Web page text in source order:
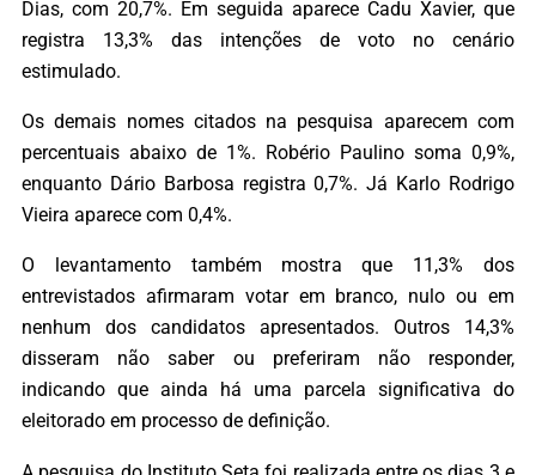
Dias, com 20,7%. Em seguida aparece Cadu Xavier, que
registra 13,3% das intenções de voto no cenário
estimulado.
Os demais nomes citados na pesquisa aparecem com
percentuais abaixo de 1%. Robério Paulino soma 0,9%,
enquanto Dário Barbosa registra 0,7%. Já Karlo Rodrigo
Vieira aparece com 0,4%.
O levantamento também mostra que 11,3% dos
entrevistados afirmaram votar em branco, nulo ou em
nenhum dos candidatos apresentados. Outros 14,3%
disseram não saber ou preferiram não responder,
indicando que ainda há uma parcela significativa do
eleitorado em processo de definição.